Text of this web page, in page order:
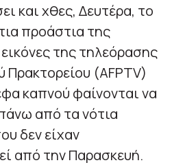
και χθες, Δευτέρα, το
προάστια της
της τηλεόρασης
Πρακτορείου (AFPTV)
καπνού φαίνονται να
από τα νότια
δεν είχαν
από την Παρασκευή.